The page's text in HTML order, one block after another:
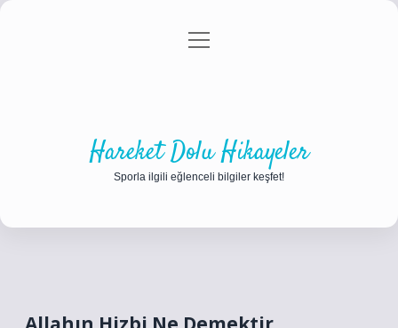
Gizlilik Politikası
menüyü
Hareket Dolu Hikayeler
Sporla ilgili eğlenceli bilgiler keşfet!